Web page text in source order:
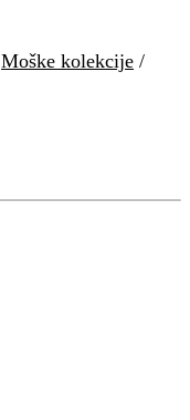
Moške kolekcije /